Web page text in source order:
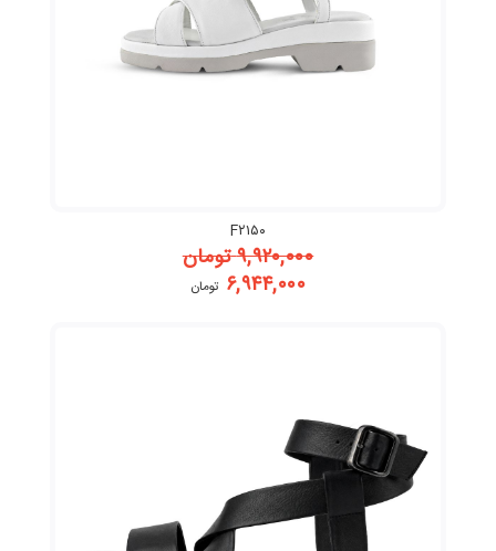
F۲۱۵۰
۹,۹۲۰,۰۰۰تومان
۶,۹۴۴,۰۰۰ تومان